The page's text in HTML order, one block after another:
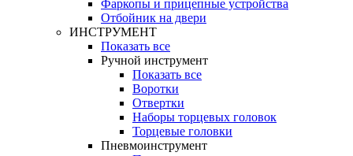
Фаркопы и прицепные устройства
Отбойник на двери
ИНСТРУМЕНТ
Показать все
Ручной инструмент
Показать все
Воротки
Отвертки
Наборы торцевых головок
Торцевые головки
Пневмоинструмент